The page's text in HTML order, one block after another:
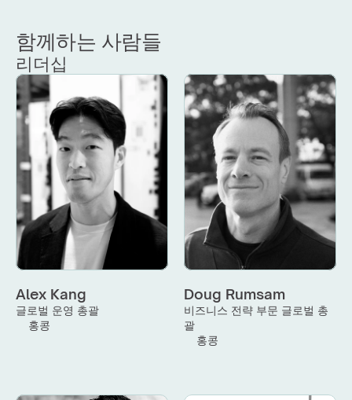
함께하는 사람들
리더십
Alex Kang
글로벌 운영 총괄
홍콩
Doug Rumsam
비즈니스 전략 부문 글로벌 총
괄
홍콩